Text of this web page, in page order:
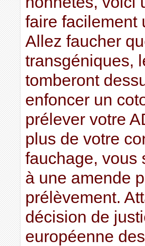
faire facilement
Allez faucher
transgéniques,
tomberont
enfoncer un
prélever votre
plus de votre
fauchage, vous
à une amende
prélèvement.
décision de
européenne